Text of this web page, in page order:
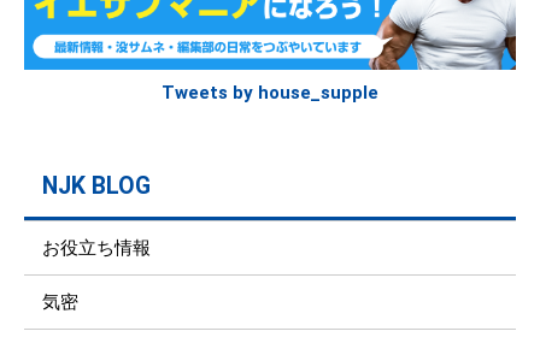
Tweets by house_supple
NJK BLOG
お役立ち情報
気密